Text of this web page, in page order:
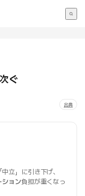
ぐ
出典
立」に引き下げ、
ション負担が重くなっ